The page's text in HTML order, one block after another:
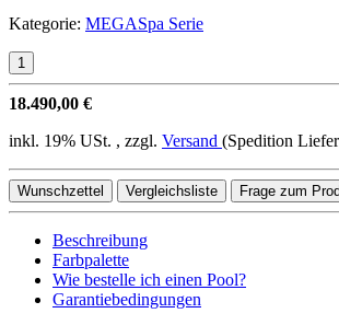
Kategorie: MEGASpa Serie
18.490,00 €
inkl. 19% USt. , zzgl. Versand (Spedition
Wunschzettel Vergleichsliste Frage zum
Beschreibung
Farbpalette
Wie bestelle ich einen Pool?
Garantiebedingungen